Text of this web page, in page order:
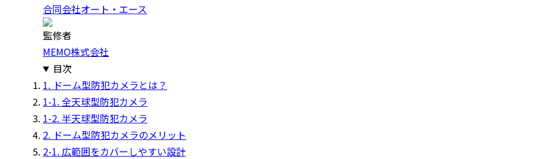
合同会社オート・エース
監修者
MEMO株式会社
目次
1. ドーム型防犯カメラとは？
1-1. 全天球型防犯カメラ
1-2. 半天球型防犯カメラ
2. ドーム型防犯カメラのメリット
2-1. 広範囲をカバーしやすい設計